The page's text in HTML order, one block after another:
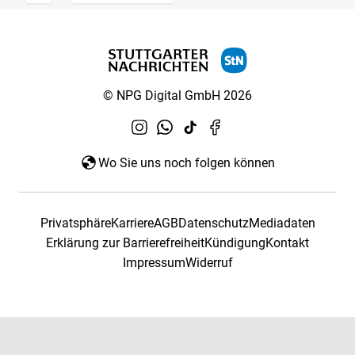
© NPG Digital GmbH 2026
Wo Sie uns noch folgen können
PrivatsphäreKarriereAGBDatenschutzMediadaten
Erklärung zur BarrierefreiheitKündigungKontakt
ImpressumWiderruf